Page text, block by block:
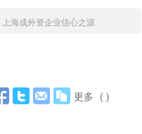
海成外资企业信心之源
更多 ( )